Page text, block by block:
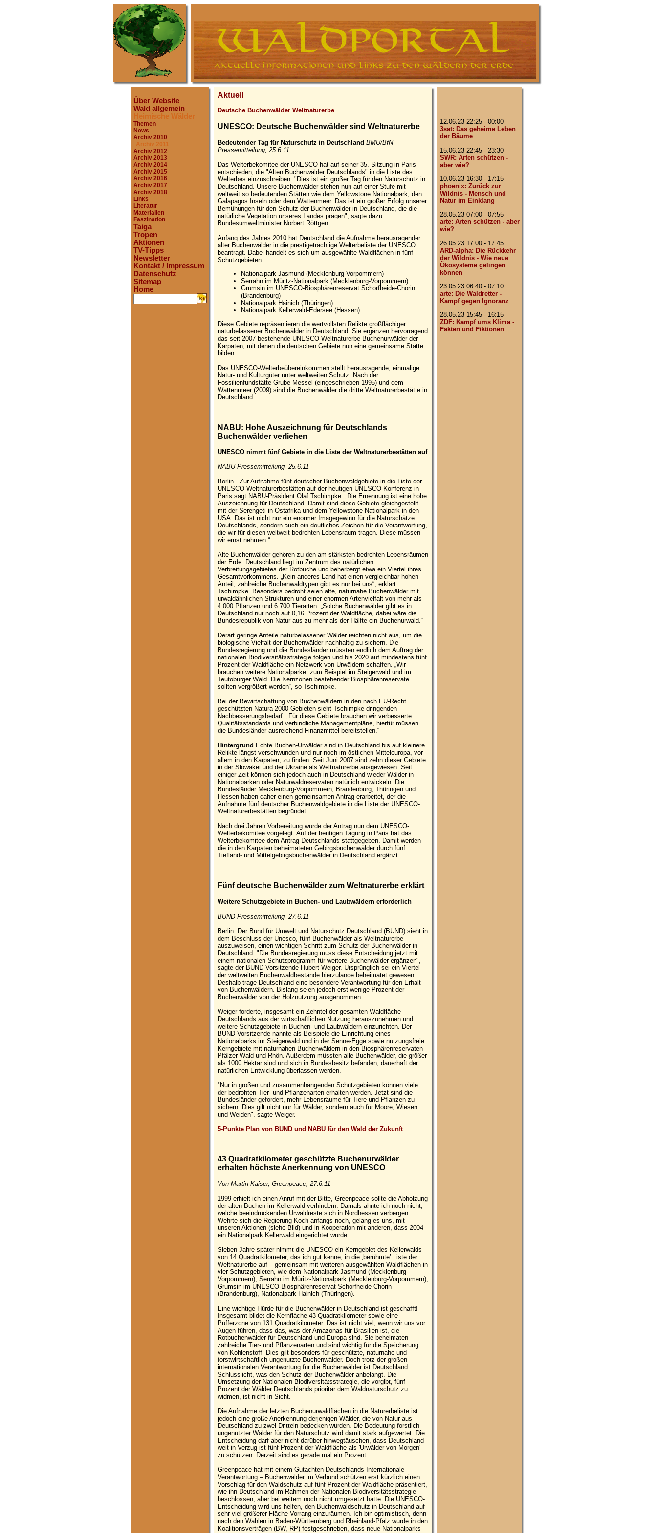
Über Website
Wald allgemein
Heimische Wälder
Themen
News
Archiv 2010
Archiv 2011
Archiv 2012
Archiv 2013
Archiv 2014
Archiv 2015
Archiv 2016
Archiv 2017
Archiv 2018
Links
Literatur
Materialien
Faszination
Taiga
Tropen
Aktionen
TV-Tipps
Newsletter
Kontakt / Impressum
Datenschutz
Sitemap
Home
.
Aktuell
Deutsche Buchenwälder Weltnaturerbe
UNESCO: Deutsche Buchenwälder sind Weltnaturerbe
Bedeutender Tag für Naturschutz in Deutschland BMU/BfN
Pressemitteilung, 25.6.11
Das Welterbekomitee der UNESCO hat auf seiner 35. Sitzung in Paris
entschieden, die "Alten Buchenwälder Deutschlands" in die Liste des
Welterbes einzuschreiben. "Dies ist ein großer Tag für den Naturschutz in
Deutschland. Unsere Buchenwälder stehen nun auf einer Stufe mit
weltweit so bedeutenden Stätten wie dem Yellowstone Nationalpark, den
Galapagos Inseln oder dem Wattenmeer. Das ist ein großer Erfolg unserer
Bemühungen für den Schutz der Buchenwälder in Deutschland, die die
natürliche Vegetation unseres Landes prägen", sagte dazu
Bundesumweltminister Norbert Röttgen.
Anfang des Jahres 2010 hat Deutschland die Aufnahme herausragender
alter Buchenwälder in die prestigeträchtige Welterbeliste der UNESCO
beantragt. Dabei handelt es sich um ausgewählte Waldflächen in fünf
Schutzgebieten:
Nationalpark Jasmund (Mecklenburg-Vorpommern)
Serrahn im Müritz-Nationalpark (Mecklenburg-Vorpommern)
Grumsin im UNESCO-Biosphärenreservat Schorfheide-Chorin
(Brandenburg)
Nationalpark Hainich (Thüringen)
Nationalpark Kellerwald-Edersee (Hessen).
Diese Gebiete repräsentieren die wertvollsten Relikte großflächiger
naturbelassener Buchenwälder in Deutschland. Sie ergänzen hervorragend
das seit 2007 bestehende UNESCO-Weltnaturerbe Buchenurwälder der
Karpaten, mit denen die deutschen Gebiete nun eine gemeinsame Stätte
bilden.
Das UNESCO-Welterbeübereinkommen stellt herausragende, einmalige
Natur- und Kulturgüter unter weltweiten Schutz. Nach der
Fossilienfundstätte Grube Messel (eingeschrieben 1995) und dem
Wattenmeer (2009) sind die Buchenwälder die dritte Weltnaturerbestätte in
Deutschland.
NABU: Hohe Auszeichnung für Deutschlands
Buchenwälder verliehen
UNESCO nimmt fünf Gebiete in die Liste der Weltnaturerbestätten auf
NABU Pressemitteilung, 25.6.11
Berlin - Zur Aufnahme fünf deutscher Buchenwaldgebiete in die Liste der
UNESCO-Weltnaturerbestätten auf der heutigen UNESCO-Konferenz in
Paris sagt NABU-Präsident Olaf Tschimpke: „Die Ernennung ist eine hohe
Auszeichnung für Deutschland. Damit sind diese Gebiete gleichgestellt
mit der Serengeti in Ostafrika und dem Yellowstone Nationalpark in den
USA. Das ist nicht nur ein enormer Imagegewinn für die Naturschätze
Deutschlands, sondern auch ein deutliches Zeichen für die Verantwortung,
die wir für diesen weltweit bedrohten Lebensraum tragen. Diese müssen
wir ernst nehmen.“
Alte Buchenwälder gehören zu den am stärksten bedrohten Lebensräumen
der Erde. Deutschland liegt im Zentrum des natürlichen
Verbreitungsgebietes der Rotbuche und beherbergt etwa ein Viertel ihres
Gesamtvorkommens. „Kein anderes Land hat einen vergleichbar hohen
Anteil, zahlreiche Buchenwaldtypen gibt es nur bei uns“, erklärt
Tschimpke. Besonders bedroht seien alte, naturnahe Buchenwälder mit
urwaldähnlichen Strukturen und einer enormen Artenvielfalt von mehr als
4.000 Pflanzen und 6.700 Tierarten. „Solche Buchenwälder gibt es in
Deutschland nur noch auf 0,16 Prozent der Waldfläche, dabei wäre die
Bundesrepublik von Natur aus zu mehr als der Hälfte ein Buchenurwald.“
Derart geringe Anteile naturbelassener Wälder reichten nicht aus, um die
biologische Vielfalt der Buchenwälder nachhaltig zu sichern. Die
Bundesregierung und die Bundesländer müssten endlich dem Auftrag der
nationalen Biodiversitätsstrategie folgen und bis 2020 auf mindestens fünf
Prozent der Waldfläche ein Netzwerk von Urwäldern schaffen. „Wir
brauchen weitere Nationalparke, zum Beispiel im Steigerwald und im
Teutoburger Wald. Die Kernzonen bestehender Biosphärenreservate
sollten vergrößert werden“, so Tschimpke.
Bei der Bewirtschaftung von Buchenwäldern in den nach EU-Recht
geschützten Natura 2000-Gebieten sieht Tschimpke dringenden
Nachbesserungsbedarf. „Für diese Gebiete brauchen wir verbesserte
Qualitätsstandards und verbindliche Managementpläne, hierfür müssen
die Bundesländer ausreichend Finanzmittel bereitstellen.“
Hintergrund Echte Buchen-Urwälder sind in Deutschland bis auf kleinere
Relikte längst verschwunden und nur noch im östlichen Mitteleuropa, vor
allem in den Karpaten, zu finden. Seit Juni 2007 sind zehn dieser Gebiete
in der Slowakei und der Ukraine als Weltnaturerbe ausgewiesen. Seit
einiger Zeit können sich jedoch auch in Deutschland wieder Wälder in
Nationalparken oder Naturwaldreservaten natürlich entwickeln. Die
Bundesländer Mecklenburg-Vorpommern, Brandenburg, Thüringen und
Hessen haben daher einen gemeinsamen Antrag erarbeitet, der die
Aufnahme fünf deutscher Buchenwaldgebiete in die Liste der UNESCO-
Weltnaturerbestätten begründet.
Nach drei Jahren Vorbereitung wurde der Antrag nun dem UNESCO-
Welterbekomitee vorgelegt. Auf der heutigen Tagung in Paris hat das
Welterbekomitee dem Antrag Deutschlands stattgegeben. Damit werden
die in den Karpaten beheimateten Gebirgsbuchenwälder durch fünf
Tiefland- und Mittelgebirgsbuchenwälder in Deutschland ergänzt.
Fünf deutsche Buchenwälder zum Weltnaturerbe erklärt
Weitere Schutzgebiete in Buchen- und Laubwäldern erforderlich
BUND Pressemitteilung, 27.6.11
Berlin: Der Bund für Umwelt und Naturschutz Deutschland (BUND) sieht in
dem Beschluss der Unesco, fünf Buchenwälder als Weltnaturerbe
auszuweisen, einen wichtigen Schritt zum Schutz der Buchenwälder in
Deutschland. "Die Bundesregierung muss diese Entscheidung jetzt mit
einem nationalen Schutzprogramm für weitere Buchenwälder ergänzen",
sagte der BUND-Vorsitzende Hubert Weiger. Ursprünglich sei ein Viertel
der weltweiten Buchenwaldbestände hierzulande beheimatet gewesen.
Deshalb trage Deutschland eine besondere Verantwortung für den Erhalt
von Buchenwäldern. Bislang seien jedoch erst wenige Prozent der
Buchenwälder von der Holznutzung ausgenommen.
Weiger forderte, insgesamt ein Zehntel der gesamten Waldfläche
Deutschlands aus der wirtschaftlichen Nutzung herauszunehmen und
weitere Schutzgebiete in Buchen- und Laubwäldern einzurichten. Der
BUND-Vorsitzende nannte als Beispiele die Einrichtung eines
Nationalparks im Steigerwald und in der Senne-Egge sowie nutzungsfreie
Kerngebiete mit naturnahen Buchenwäldern in den Biosphärenreservaten
Pfälzer Wald und Rhön. Außerdem müssten alle Buchenwälder, die größer
als 1000 Hektar sind und sich in Bundesbesitz befänden, dauerhaft der
natürlichen Entwicklung überlassen werden.
"Nur in großen und zusammenhängenden Schutzgebieten können viele
der bedrohten Tier- und Pflanzenarten erhalten werden. Jetzt sind die
Bundesländer gefordert, mehr Lebensräume für Tiere und Pflanzen zu
sichern. Dies gilt nicht nur für Wälder, sondern auch für Moore, Wiesen
und Weiden", sagte Weiger.
5-Punkte Plan von BUND und NABU für den Wald der Zukunft
43 Quadratkilometer geschützte Buchenurwälder
erhalten höchste Anerkennung von UNESCO
Von Martin Kaiser, Greenpeace, 27.6.11
1999 erhielt ich einen Anruf mit der Bitte, Greenpeace sollte die Abholzung
der alten Buchen im Kellerwald verhindern. Damals ahnte ich noch nicht,
welche beeindruckenden Urwaldreste sich in Nordhessen verbergen.
Wehrte sich die Regierung Koch anfangs noch, gelang es uns, mit
unseren Aktionen (siehe Bild) und in Kooperation mit anderen, dass 2004
ein Nationalpark Kellerwald eingerichtet wurde.
Sieben Jahre später nimmt die UNESCO ein Kerngebiet des Kellerwalds
von 14 Quadratkilometer, das ich gut kenne, in die ‚berühmte’ Liste der
Weltnaturerbe auf – gemeinsam mit weiteren ausgewählten Waldflächen in
vier Schutzgebieten, wie dem Nationalpark Jasmund (Mecklenburg-
Vorpommern), Serrahn im Müritz-Nationalpark (Mecklenburg-Vorpommern),
Grumsin im UNESCO-Biosphärenreservat Schorfheide-Chorin
(Brandenburg), Nationalpark Hainich (Thüringen).
Eine wichtige Hürde für die Buchenwälder in Deutschland ist geschafft!
Insgesamt bildet die Kernfläche 43 Quadratkilometer sowie eine
Pufferzone von 131 Quadratkilometer. Das ist nicht viel, wenn wir uns vor
Augen führen, dass das, was der Amazonas für Brasilien ist, die
Rotbuchenwälder für Deutschland und Europa sind. Sie beheimaten
zahlreiche Tier- und Pflanzenarten und sind wichtig für die Speicherung
von Kohlenstoff. Dies gilt besonders für geschützte, naturnahe und
forstwirtschaftlich ungenutzte Buchenwälder. Doch trotz der großen
internationalen Verantwortung für die Buchenwälder ist Deutschland
Schlusslicht, was den Schutz der Buchenwälder anbelangt. Die
Umsetzung der Nationalen Biodiversitätsstrategie, die vorgibt, fünf
Prozent der Wälder Deutschlands prioritär dem Waldnaturschutz zu
widmen, ist nicht in Sicht.
Die Aufnahme der letzten Buchenurwaldflächen in die Naturerbeliste ist
jedoch eine große Anerkennung derjenigen Wälder, die von Natur aus
Deutschland zu zwei Dritteln bedecken würden. Die Bedeutung forstlich
ungenutzter Wälder für den Naturschutz wird damit stark aufgewertet. Die
Entscheidung darf aber nicht darüber hinwegtäuschen, dass Deutschland
weit in Verzug ist fünf Prozent der Waldfläche als 'Urwälder von Morgen'
zu schützen. Derzeit sind es gerade mal ein Prozent.
Greenpeace hat mit einem Gutachten Deutschlands Internationale
Verantwortung – Buchenwälder im Verbund schützen erst kürzlich einen
Vorschlag für den Waldschutz auf fünf Prozent der Waldfläche präsentiert,
wie ihn Deutschland im Rahmen der Nationalen Biodiversitätsstrategie
beschlossen, aber bei weitem noch nicht umgesetzt hatte. Die UNESCO-
Entscheidung wird uns helfen, den Buchenwaldschutz in Deutschland auf
sehr viel größerer Fläche Vorrang einzuräumen. Ich bin optimistisch, denn
nach den Wahlen in Baden-Württemberg und Rheinland-Pfalz wurde in den
Koalitionsverträgen (BW, RP) festgeschrieben, dass neue Nationalparks
12.06.23 22:25 - 00:00
3sat: Das geheime Leben
der Bäume
15.06.23 22:45 - 23:30
SWR: Arten schützen -
aber wie?
10.06.23 16:30 - 17:15
phoenix: Zurück zur
Wildnis - Mensch und
Natur im Einklang
28.05.23 07:00 - 07:55
arte: Arten schützen - aber
wie?
26.05.23 17:00 - 17:45
ARD-alpha: Die Rückkehr
der Wildnis - Wie neue
Ökosysteme gelingen
können
23.05.23 06:40 - 07:10
arte: Die Waldretter -
Kampf gegen Ignoranz
28.05.23 15:45 - 16:15
ZDF: Kampf ums Klima -
Fakten und Fiktionen